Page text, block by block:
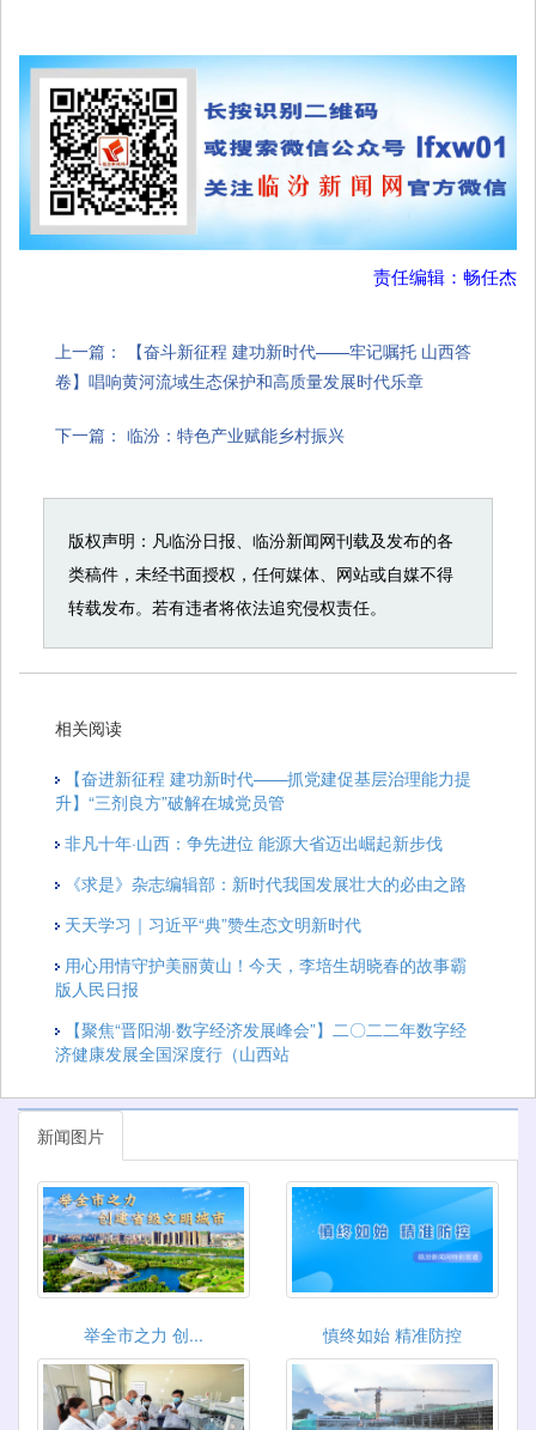
责任编辑：畅任杰
上一篇：
【奋斗新征程 建功新时代——牢记嘱托 山西答
卷】唱响黄河流域生态保护和高质量发展时代乐章
下一篇： 临汾：特色产业赋能乡村振兴
版权声明：凡临汾日报、临汾新闻网刊载及发布的各
类稿件，未经书面授权，任何媒体、网站或自媒不得
转载发布。若有违者将依法追究侵权责任。
相关阅读
【奋进新征程 建功新时代——抓党建促基层治理能力提
升】“三剂良方”破解在城党员管
非凡十年·山西：争先进位 能源大省迈出崛起新步伐
《求是》杂志编辑部：新时代我国发展壮大的必由之路
天天学习｜习近平“典”赞生态文明新时代
用心用情守护美丽黄山！今天，李培生胡晓春的故事霸
版人民日报
【聚焦“晋阳湖·数字经济发展峰会”】二〇二二年数字经
济健康发展全国深度行（山西站
新闻图片
举全市之力 创... 慎终如始 精准防控